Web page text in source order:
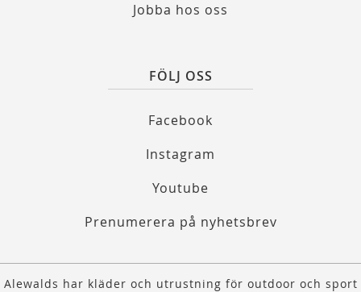
Jobba hos oss
FÖLJ OSS
Facebook
Instagram
Youtube
Prenumerera på nyhetsbrev
Alewalds har kläder och utrustning för outdoor och sport